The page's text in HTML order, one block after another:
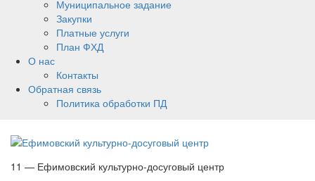
Муниципальное задание
Закупки
Платные услуги
План ФХД
О нас
Контакты
Обратная связь
Политика обработки ПД
11 — Ефимовский культурно-досуговый центр